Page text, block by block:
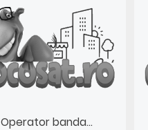
Operator banda...